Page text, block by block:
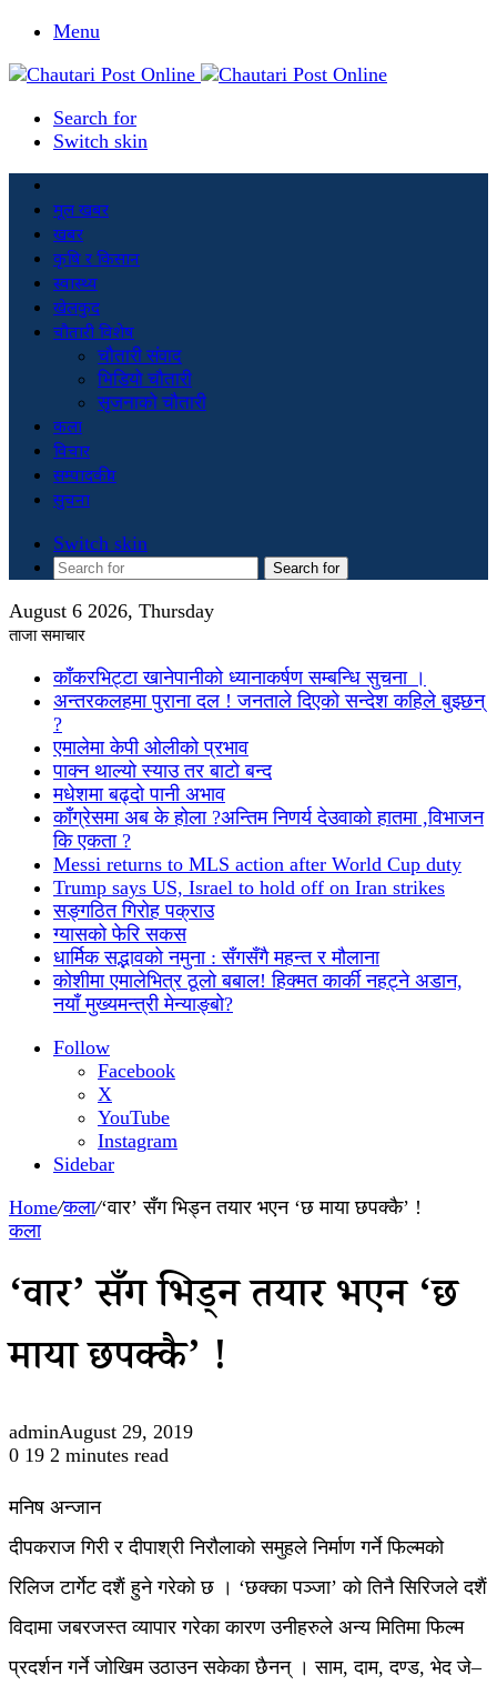
Menu
Search for
Switch skin
मूल खबर
खबर
कृषि र किसान
स्वास्थ्य
खेलकुद
चौतारी विशेष
चौतारी संवाद
भिडियो चौतारी
सृजनाको चौतारी
कला
विचार
सम्पादकीय
सुचना
Switch skin
Search for
August 6 2026, Thursday
ताजा समाचार
काँकरभिट्टा खानेपानीको ध्यानाकर्षण सम्बन्धि सुचना ।
अन्तरकलहमा पुराना दल ! जनताले दिएको सन्देश कहिले बुझ्छन्
?
एमालेमा केपी ओलीको प्रभाव
पाक्न थाल्यो स्याउ तर बाटो बन्द
मधेशमा बढ्दो पानी अभाव
काँग्रेसमा अब के होला ?अन्तिम निणर्य देउवाको हातमा ,विभाजन
कि एकता ?
Messi returns to MLS action after World Cup duty
Trump says US, Israel to hold off on Iran strikes
सङ्गठित गिरोह पक्राउ
ग्यासको फेरि सकस
धार्मिक सद्भावको नमुना : सँगसँगै महन्त र मौलाना
कोशीमा एमालेभित्र ठूलो बबाल! हिक्मत कार्की नहट्ने अडान,
नयाँ मुख्यमन्त्री मेन्याङ्बो?
Follow
Facebook
X
YouTube
Instagram
Sidebar
Home/कला/‘वार’ सँग भिड्न तयार भएन ‘छ माया छपक्कै’ !
कला
‘वार’ सँग भिड्न तयार भएन ‘छ
माया छपक्कै’ !
adminAugust 29, 2019
0 19 2 minutes read
मनिष अन्जान
दीपकराज गिरी र दीपाश्री निरौलाको समुहले निर्माण गर्ने फिल्मको
रिलिज टार्गेट दशैं हुने गरेको छ । ‘छक्का पञ्जा’ को तिनै सिरिजले दशैं
विदामा जबरजस्त व्यापार गरेका कारण उनीहरुले अन्य मितिमा फिल्म
प्रदर्शन गर्ने जोखिम उठाउन सकेका छैनन् । साम, दाम, दण्ड, भेद जे–